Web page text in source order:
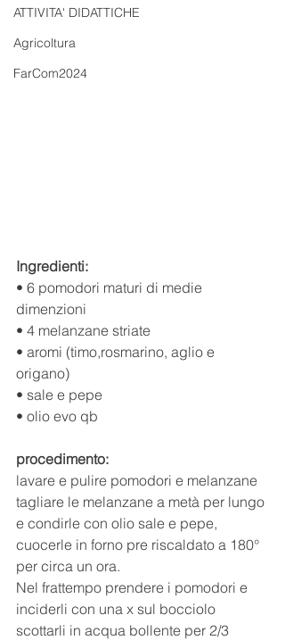
ATTIVITA' DIDATTICHE
Agricoltura
FarCom2024
Ingredienti:
• 6 pomodori maturi di medie
dimenzioni
• 4 melanzane striate
• aromi (timo,rosmarino, aglio e
origano)
• sale e pepe
• olio evo qb
procedimento:
lavare e pulire pomodori e melanzane
tagliare le melanzane a metà per lungo
e condirle con olio sale e pepe,
cuocerle in forno pre riscaldato a 180°
per circa un ora.
Nel frattempo prendere i pomodori e
inciderli con una x sul bocciolo
scottarli in acqua bollente per 2/3